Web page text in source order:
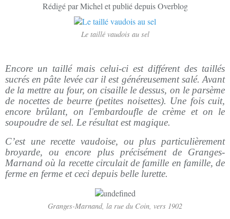
Rédigé par Michel et publié depuis Overblog
Le taillé vaudois au sel
Encore un taillé mais celui-ci est différent des taillés
sucrés en pâte levée car il est généreusement salé. Avant
de la mettre au four, on cisaille le dessus, on le parsème
de nocettes de beurre (petites noisettes). Une fois cuit,
encore brûlant, on l'embardoufle de crème et on le
soupoudre de sel. Le résultat est magique.
C’est une recette vaudoise, ou plus particulièrement
broyarde, ou encore plus précisément de Granges-
Marnand où la recette circulait de famille en famille, de
ferme en ferme et ceci depuis belle lurette.
Granges-Marnand, la rue du Coin, vers 1902